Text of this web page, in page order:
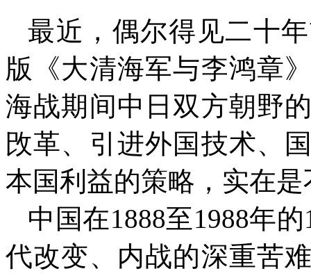
最近，偶尔得见二十
版《大清海军与李鸿章
海战期间中日双方朝野
攺革、引进外国技术、
本国利益的策略，实在
中国在1888至1988年的
代改变、内战的深重苦